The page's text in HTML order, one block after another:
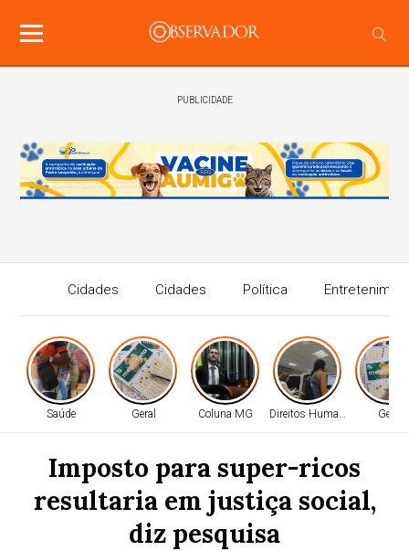
PUBLICIDADE
Cidades Cidades Política
Saúde Geral Coluna MG Direitos Humanos Geral
Imposto para super-ricos
resultaria em justiça social,
diz pesquisa